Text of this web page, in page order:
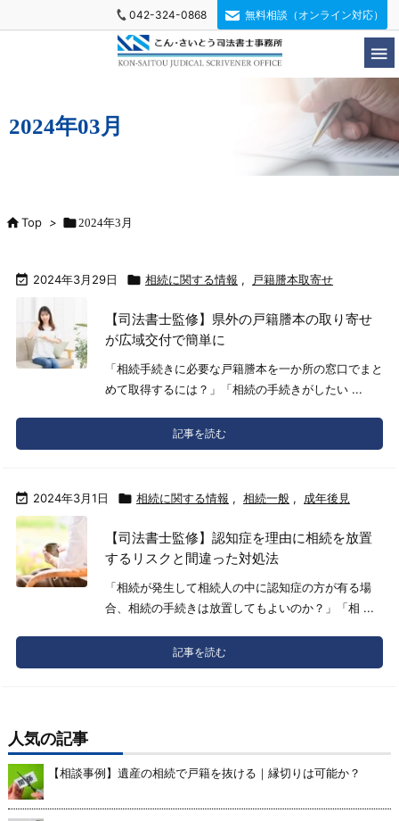

042-324-0868 無料相談（オンライン対応）
2024年03月
Top > 2024年3月
 2024年3月29日  相続に関する情報 , 戸籍謄本取寄せ
【司法書士監修】県外の戸籍謄本の取り寄せ
が広域交付で簡単に
「相続手続きに必要な戸籍謄本を一か所の窓口でまと
めて取得するには？」「相続の手続きがしたい ...
記事を読む
 2024年3月1日  相続に関する情報 , 相続一般 , 成年後見
【司法書士監修】認知症を理由に相続を放置
するリスクと間違った対処法
「相続が発生して相続人の中に認知症の方が有る場
合、相続の手続きは放置してもよいのか？」「相 ...
記事を読む
人気の記事
【相談事例】遺産の相続で戸籍を抜ける｜縁切りは可能か？